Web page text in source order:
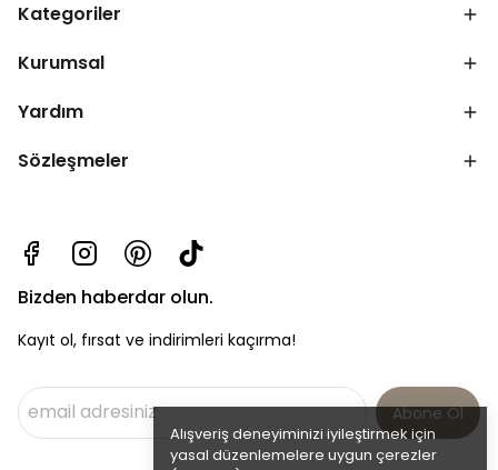
Alışveriş deneyiminizi iyileştirmek için
yasal düzenlemelere uygun çerezler
Kategoriler
Kurumsal
Yardım
Sözleşmeler
Bizden haberdar olun.
Kayıt ol, fırsat ve indirimleri kaçırma!
Abone Ol